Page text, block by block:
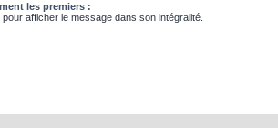
les premiers :
afficher le message dans son intégralité.